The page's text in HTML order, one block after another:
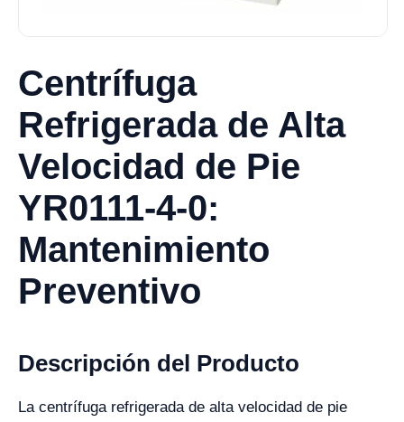
Centrífuga
Refrigerada de Alta
Velocidad de Pie
YR0111-4-0:
Mantenimiento
Preventivo
Descripción del Producto
La centrífuga refrigerada de alta velocidad de pie